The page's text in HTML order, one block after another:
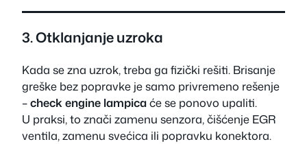
3. Otklanjanje uzroka
Kada se zna uzrok, treba ga fizički rešiti. Brisanje
greške bez popravke je samo privremeno rešenje
–check engine lampicaće se ponovo upaliti.
U praksi, to znači zamenu senzora, čišćenje EGR
ventila, zamenu svećica ili popravku konektora.